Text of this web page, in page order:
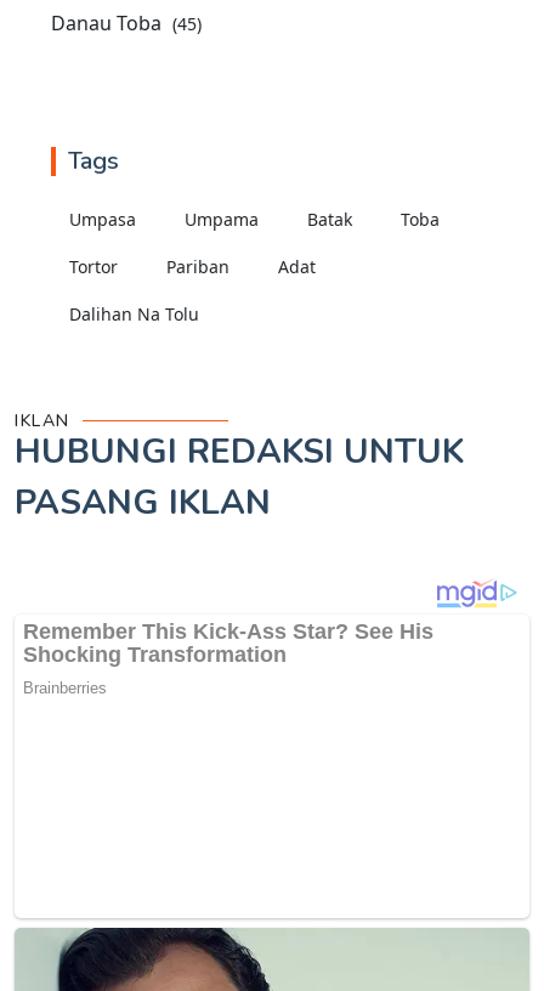
Danau Toba (45)
Tags
Umpasa Umpama Batak Toba
Tortor Pariban Adat
Dalihan Na Tolu
IKLAN
HUBUNGI REDAKSI UNTUK
PASANG IKLAN